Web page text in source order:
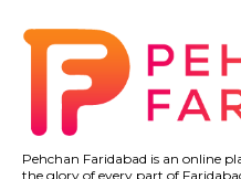
Pehchan Faridabad is an online
the glory of every part of